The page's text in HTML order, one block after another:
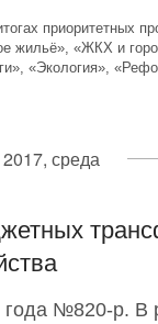
приоритетных
жильё», «ЖКХ и
«Экология»,
среда
№820-р. В